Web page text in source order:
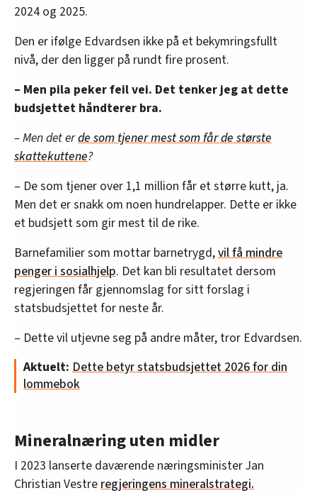
2024 og 2025.
Den er ifølge Edvardsen ikke på et bekymringsfullt
nivå, der den ligger på rundt fire prosent.
– Men pila peker feil vei. Det tenker jeg at dette
budsjettet håndterer bra.
– Men det erde som tjener mest som får de største
skattekuttene?
– De som tjener over 1,1 million får et større kutt, ja.
Men det er snakk om noen hundrelapper. Dette er ikke
et budsjett som gir mest til de rike.
Barnefamilier som mottar barnetrygd,vil få mindre
penger i sosialhjelp. Det kan bli resultatet dersom
regjeringen får gjennomslag for sitt forslag i
statsbudsjettet for neste år.
– Dette vil utjevne seg på andre måter, tror Edvardsen.
Aktuelt: Dette betyr statsbudsjettet 2026 for din
lommebok
Mineralnæring uten midler
I 2023 lanserte daværende næringsminister Jan
Christian Vestreregjeringens mineralstrategi.